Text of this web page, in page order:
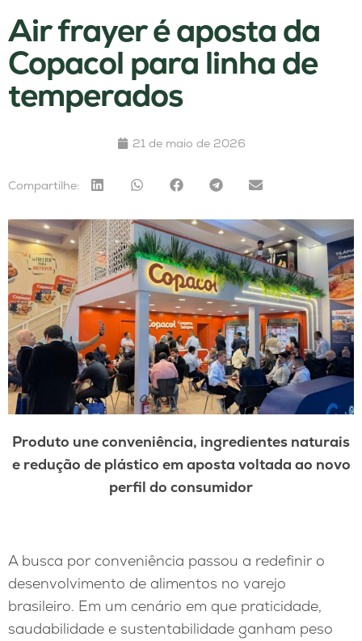
Air frayer é aposta da
Copacol para linha de
temperados
21 de maio de 2026
Compartilhe:
Produto une conveniência, ingredientes naturais
e redução de plástico em aposta voltada ao novo
perfil do consumidor
A busca por conveniência passou a redefinir o
desenvolvimento de alimentos no varejo
brasileiro. Em um cenário em que praticidade,
saudabilidade e sustentabilidade ganham peso